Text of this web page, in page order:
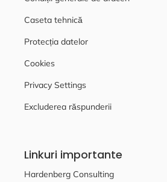
Caseta tehnică
Protecția datelor
Cookies
Privacy Settings
Excluderea răspunderii
Linkuri importante
Hardenberg Consulting